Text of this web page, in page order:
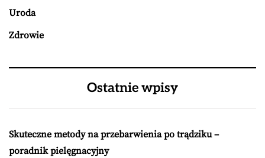
Uroda
Zdrowie
Ostatnie wpisy
Skuteczne metody na przebarwienia po trądziku –
poradnik pielęgnacyjny